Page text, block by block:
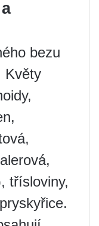
bezu
Květy
třísloviny,